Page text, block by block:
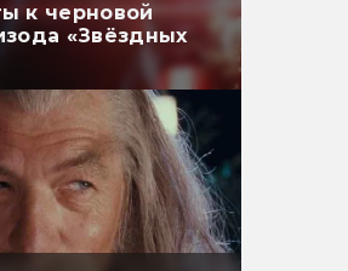
к черновой
«Звёздных